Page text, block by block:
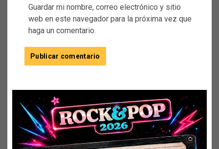
Guardar mi nombre, correo electrónico y sitio
web en este navegador para la próxima vez que
haga un comentario.